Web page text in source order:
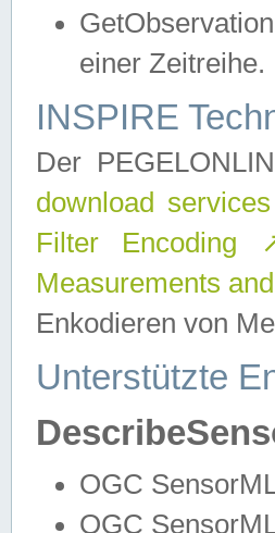
einer Zeitreihe.
INSPIRE
Der
download
Filter Encoding
Measurements
Enkodieren von
Unterstützte
OGC
OGC